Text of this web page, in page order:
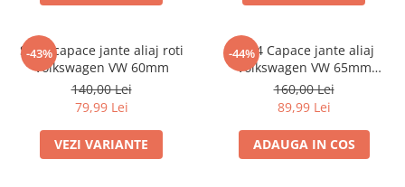
-43%
Set 4 capace jante aliaj roti
Volkswagen VW 60mm
140,00 Lei
79,99 Lei
VEZI VARIANTE
-44%
Set 4 Capace jante aliaj
Volkswagen VW 65mm
5H0601171
160,00 Lei
89,99 Lei
ADAUGA IN COS